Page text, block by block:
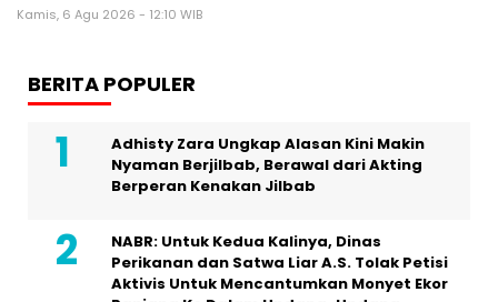
Kamis, 6 Agu 2026 - 12:10 WIB
BERITA POPULER
Adhisty Zara Ungkap Alasan Kini Makin
Nyaman Berjilbab, Berawal dari Akting
Berperan Kenakan Jilbab
NABR: Untuk Kedua Kalinya, Dinas
Perikanan dan Satwa Liar A.S. Tolak Petisi
Aktivis Untuk Mencantumkan Monyet Ekor